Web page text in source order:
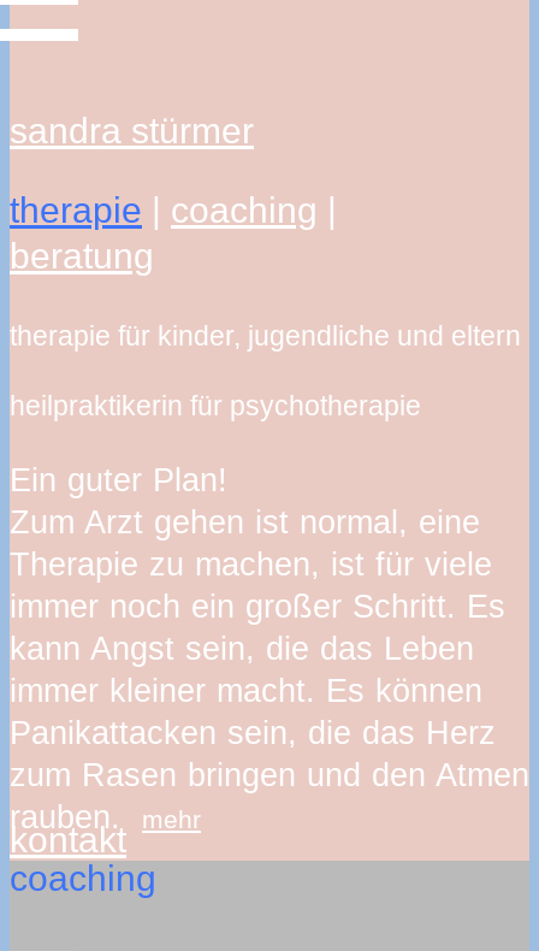
sandra stürmer
therapie | coaching |
beratung
therapie für kinder, jugendliche und eltern
heilpraktikerin für psychotherapie
Ein guter Plan!
Zum Arzt gehen ist normal, eine
Therapie zu machen, ist für viele
immer noch ein großer Schritt. Es
kann Angst sein, die das Leben
immer kleiner macht. Es können
Panikattacken sein, die das Herz
zum Rasen bringen und den Atmen
rauben.
mehr
kontakt
coaching